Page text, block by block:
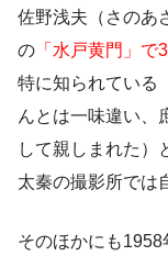
佐野浅夫（さのあ
の 「水戸黄門」
特に知られている
んとは一味違い、
して親しまれた）
太秦の撮影所では
そのほかにも